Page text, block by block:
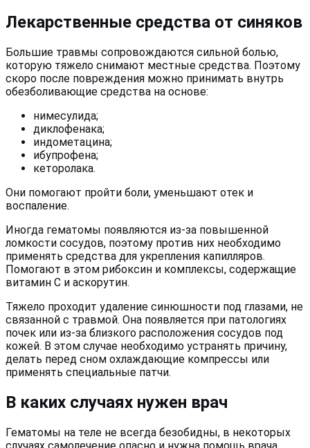
Лекарственные средства от синяков
Большие травмы сопровождаются сильной болью,
которую тяжело снимают местные средства. Поэтому
скоро после повреждения можно принимать внутрь
обезболивающие средства на основе:
нимесулида;
диклофенака;
индометацина;
ибупрофена;
кеторолака.
Они помогают пройти боли, уменьшают отек и
воспаление.
Иногда гематомы появляются из-за повышенной
ломкости сосудов, поэтому против них необходимо
применять средства для укрепления капилляров.
Помогают в этом рибоксин и комплексы, содержащие
витамин С и аскорутин.
Тяжело проходит удаление синюшности под глазами, не
связанной с травмой. Она появляется при патологиях
почек или из-за близкого расположения сосудов под
кожей. В этом случае необходимо устранять причину,
делать перед сном охлаждающие компрессы или
применять специальные патчи.
В каких случаях нужен врач
Гематомы на теле не всегда безобидны, в некоторых